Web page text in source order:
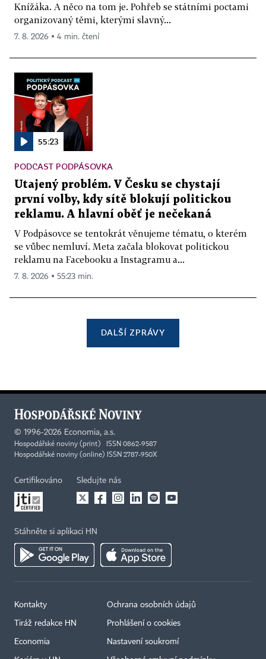
Knížáka. A něco na tom je. Pohřeb se státními poctami
organizovaný těmi, kterými slavný...
7. 8. 2026 ▪ 4 min. čtení
55:23
PODCAST PODPÁSOVKA
Utajený problém. V Česku se chystají
první volby, kdy sítě blokují politickou
reklamu. A hlavní oběť je nečekaná
V Podpásovce se tentokrát věnujeme tématu, o kterém
se vůbec nemluví. Meta začala blokovat politickou
reklamu na Facebooku a Instagramu a...
7. 8. 2026 ▪ 55:23 min.
DALŠÍ ZPRÁVY
© 1996-2026 Economia, a.s.
Hospodářské noviny (print) ISSN 0862-9587
Hospodářské noviny (online) ISSN 2787-950X
Certifikováno Sledujte nás
Stáhněte si aplikaci HN
Kontakty
Tiráž redakce HN
Economia
Ochrana osobních údajů
Prohlášení o cookies
Nastavení soukromí